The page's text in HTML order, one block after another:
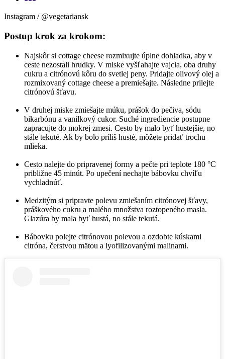
Instagram / @vegetariansk
Postup krok za krokom:
Najskôr si cottage cheese rozmixujte úplne dohladka, aby v
ceste nezostali hrudky. V miske vyšľahajte vajcia, oba druhy
cukru a citrónovú kôru do svetlej peny. Pridajte olivový olej a
rozmixovaný cottage cheese a premiešajte. Následne prilejte
citrónovú šťavu.
V druhej miske zmiešajte múku, prášok do pečiva, sódu
bikarbónu a vanilkový cukor. Suché ingrediencie postupne
zapracujte do mokrej zmesi. Cesto by malo byť hustejšie, no
stále tekuté. Ak by bolo príliš husté, môžete pridať trochu
mlieka.
Cesto nalejte do pripravenej formy a pečte pri teplote 180 °C
približne 45 minút. Po upečení nechajte bábovku chvíľu
vychladnúť.
Medzitým si pripravte polevu zmiešaním citrónovej šťavy,
práškového cukru a malého množstva roztopeného masla.
Glazúra by mala byť hustá, no stále tekutá.
Bábovku polejte citrónovou polevou a ozdobte kúskami
citróna, čerstvou mätou a lyofilizovanými malinami.